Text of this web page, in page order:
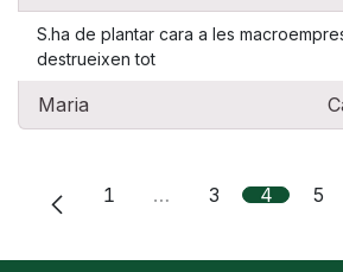
S.ha de plantar cara a les
destrueixen tot
Maria
1 … 3 4 5